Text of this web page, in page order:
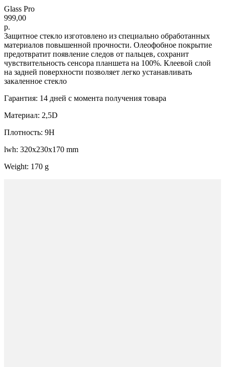
Glass Pro
999,00
р.
Защитное стекло изготовлено из специально обработанных
материалов повышенной прочности. Олеофобное покрытие
предотвратит появление следов от пальцев, сохранит
чувствительность сенсора планшета на 100%. Клеевой слой
на задней поверхности позволяет легко устанавливать
закаленное стекло
Гарантия: 14 дней с момента получения товара
Материал: 2,5D
Плотность: 9H
lwh: 320x230x170 mm
Weight: 170 g